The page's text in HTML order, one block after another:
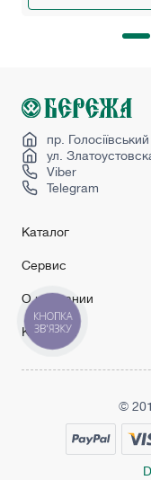
пр.
ул.
Viber
Telegram
Каталог
Сервис
О компании
Контакты
©
КНОПКА
ЗВ'ЯЗКУ